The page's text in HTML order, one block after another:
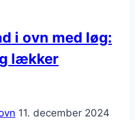
i ovn med løg:
lækker
11. december 2024